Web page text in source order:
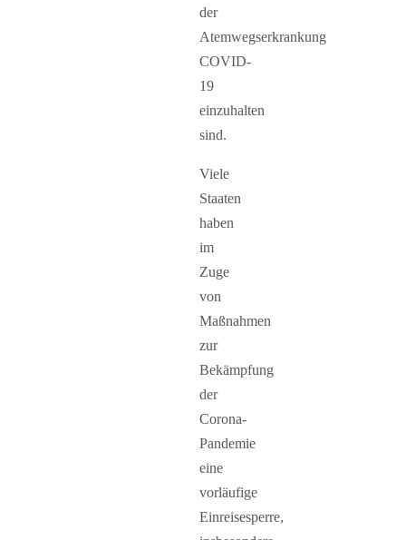
der
Atemwegserkrankung
COVID-
19
einzuhalten
sind.
Viele
Staaten
haben
im
Zuge
von
Maßnahmen
zur
Bekämpfung
der
Corona-
Pandemie
eine
vorläufige
Einreisesperre,